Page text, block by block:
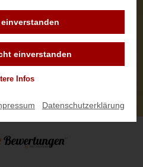
einverstanden
Infos
Datenschutzerklärung